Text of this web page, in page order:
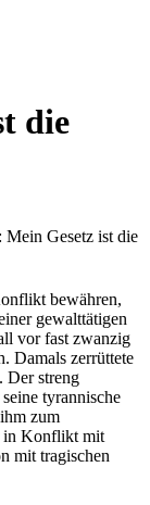
die
Mein Gesetz ist die
bewähren,
gewalttätigen
vor fast zwanzig
Damals zerrüttete
Der streng
tyrannische
zum
in Konflikt mit
mit tragischen